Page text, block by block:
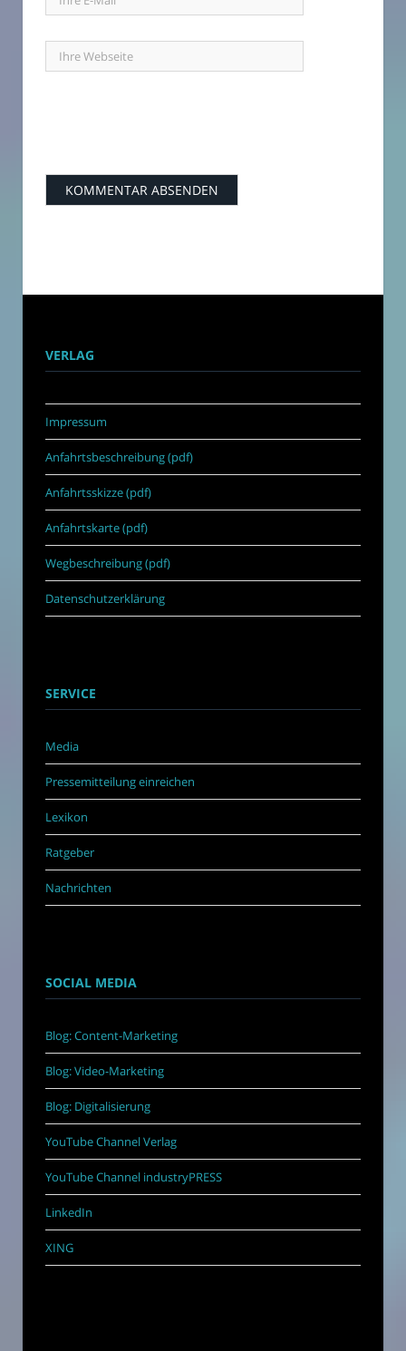
VERLAG
Impressum
Anfahrtsbeschreibung (pdf)
Anfahrtsskizze (pdf)
Anfahrtskarte (pdf)
Wegbeschreibung (pdf)
Datenschutzerklärung
SERVICE
Media
Pressemitteilung einreichen
Lexikon
Ratgeber
Nachrichten
SOCIAL MEDIA
Blog: Content-Marketing
Blog: Video-Marketing
Blog: Digitalisierung
YouTube Channel Verlag
YouTube Channel industryPRESS
LinkedIn
XING